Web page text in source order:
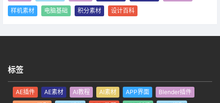
样机素材
电脑基础 积分素材 设计百科
标签
AE插件 AE素材 AI教程 AI素材 APP界面
Blender插件